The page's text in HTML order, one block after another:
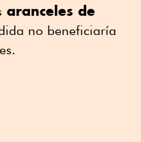
aranceles de
no beneficiaría